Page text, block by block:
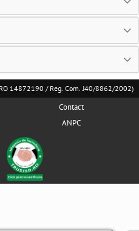
14872190 / Reg. Com. J40/8862/2002)
Contact
ANPC